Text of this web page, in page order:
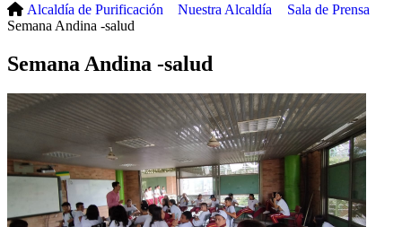
Alcaldía de Purificación Nuestra Alcaldía
Sala de Prensa
Semana Andina -salud
Semana Andina -salud